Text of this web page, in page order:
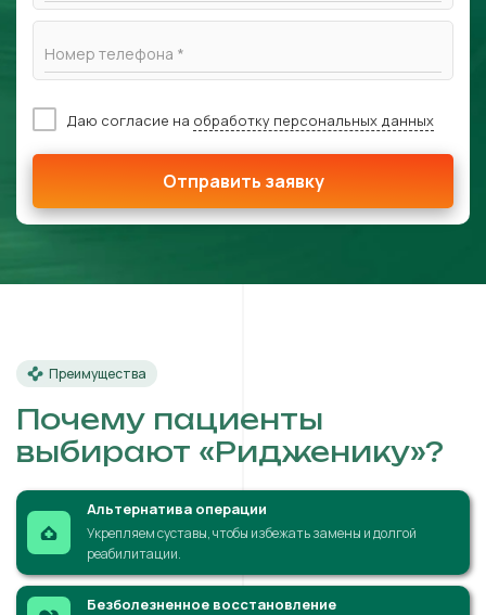
Номер телефона *
Даю согласие на обработку персональных данных
Отправить заявку
Преимущества
Почему пациенты
выбирают «Ридженику»?
Альтернатива операции
Укрепляем суставы, чтобы избежать замены и долгой
реабилитации.
Безболезненное восстановление